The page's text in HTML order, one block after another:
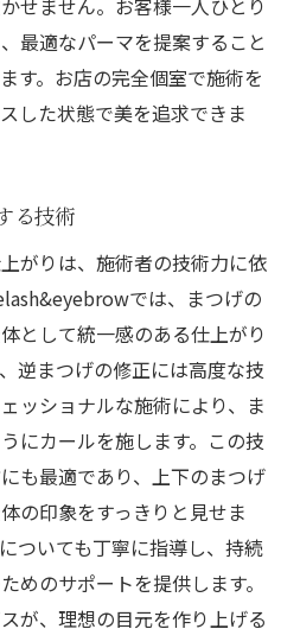
せません。お客様一人ひとり
最適なパーマを提案すること
す。お店の完全個室で施術を
した状態で美を追求できま
る技術
がりは、施術者の技術力に依
では、まつげの
として統一感のある仕上がり
逆まつげの修正には高度な技
ッショナルな施術により、ま
にカールを施します。この技
も最適であり、上下のまつげ
の印象をすっきりと見せま
ついても丁寧に指導し、持続
めのサポートを提供します。
が、理想の目元を作り上げる